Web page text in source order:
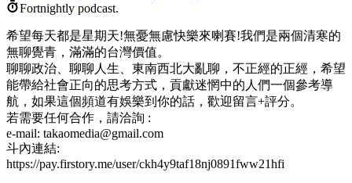
Fortnightly podcast.
希望每天都是星期天!無憂無慮快樂來喇賽!我們是兩個清寒的
無聊覺青，滿滿的台灣價值。
聊聊政治、聊聊人生、東南西北大亂聊，不正經的正經，希望
能帶給社會正向的思考方式，貢獻迷惘中的人們一個參考導
航，如果這個頻道有娛樂到你的話，歡迎留言+評分。
若需要任何合作，請洽詢 :
e-mail: takaomedia@gmail.com
斗內連結:
https://pay.firstory.me/user/ckh4y9taf18nj0891fww21hfi